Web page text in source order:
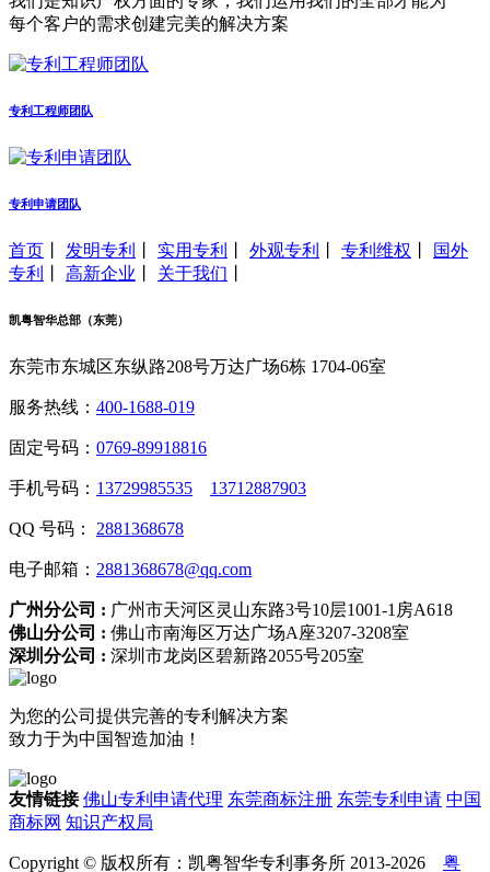
每个客户的需求创建完美的解决方案
专利工程师团队
专利申请团队
首页 发明专利 实用专利 外观专利 专利维权
国外
专利
高新企业 关于我们
凯粤智华总部（东莞）
东莞市东城区东纵路208号万达广场6栋 1704-06室
服务热线： 400-1688-019
固定号码： 0769-89918816
手机号码： 13729985535 13712887903
QQ 号码： 2881368678
电子邮箱： 2881368678@qq.com
广州分公司 : 广州市天河区灵山东路3号10层1001-1房A618
佛山分公司 : 佛山市南海区万达广场A座3207-3208室
深圳分公司 : 深圳市龙岗区碧新路2055号205室
为您的公司提供完善的专利解决方案
致力于为中国智造加油！
友情链接 佛山专利申请代理 东莞商标注册 东莞专利申请 中国
商标网 知识产权局
Copyright © 版权所有：凯粤智华专利事务所 2013-2026 粤